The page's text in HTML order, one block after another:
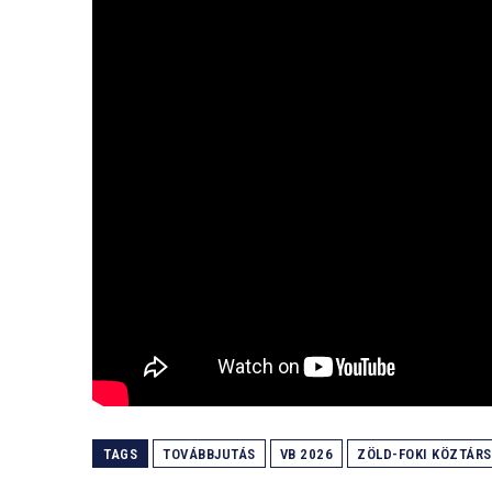
TAGS TOVÁBBJUTÁS VB 2026 ZÖLD-FOKI